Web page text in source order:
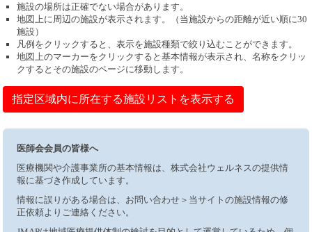
施設の場所は正確でない場合があります。
地図上に周辺の施設が表示されます。（当施設からの距離が近い順に30
施設）
凡例をクリックすると、表示を施設種類で絞り込むことができます。
地図上のマーカーをクリックすると基本情報が表示され、名称をクリッ
クするとその施設のページに移動します。
指定区域内に所在する施設リストを表示する
医師会会員の皆様へ
医療機関や介護事業所の基本情報は、株式会社ウェルネスの提供情
報に基づき作成しています。
情報に誤りがある場合は、お問い合わせ＞当サイトの施設情報の修
正依頼よりご連絡ください。